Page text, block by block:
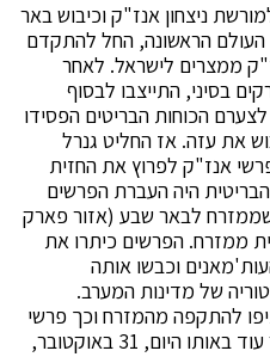
ניצחון אנז"ק וכיבוש באר
מלחמת העולם הראשונה, החל להתקדם
ממצרים לישראל. לאחר
בסיני, התייצבו לבסוף
הכוחות הבריטים הפסידו
את עזה. אז החליט גנרל
אנז"ק לפרוץ את החזית
היה העברת הפרשים
לבאר שבע (אזור פארק
ממזרח. הפרשים כיתרו את
וכבשו אותה
של מדינות המערב.
להתקפה מהמזרח וכך פרשי
אנז"ק הצליחו להשתלט על העיר עוד באותו היום, 31 באוקטובר,